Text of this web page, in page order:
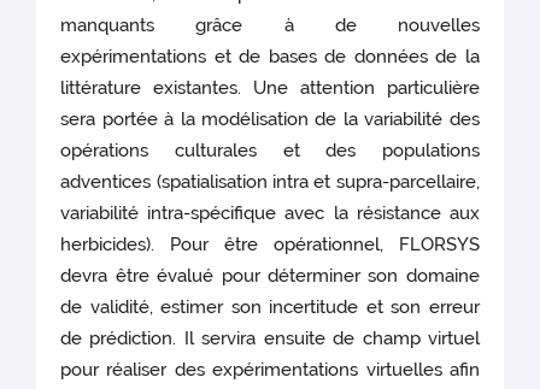
manquants grâce à de nouvelles
expérimentations et de bases de données de la
littérature existantes. Une attention particulière
sera portée à la modélisation de la variabilité des
opérations culturales et des populations
adventices (spatialisation intra et supra-parcellaire,
variabilité intra-spécifique avec la résistance aux
herbicides). Pour être opérationnel, FLORSYS
devra être évalué pour déterminer son domaine
de validité, estimer son incertitude et son erreur
de prédiction. Il servira ensuite de champ virtuel
pour réaliser des expérimentations virtuelles afin